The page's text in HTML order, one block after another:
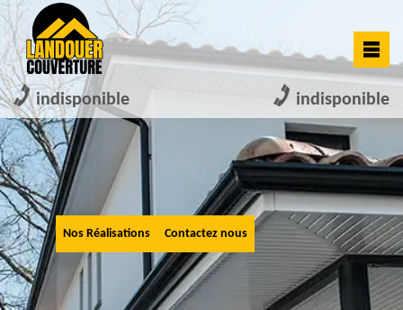
indisponible indisponible
Nos Réalisations Contactez nous